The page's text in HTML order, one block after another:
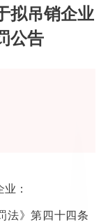
拟吊销企业
公告
业 ：
法》第四十四条